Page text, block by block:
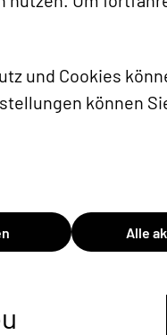
und Cookies
können
Alle